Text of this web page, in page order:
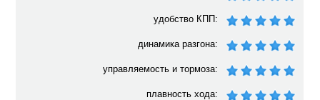
удобство КПП:
динамика разгона:
управляемость и тормоза:
плавность хода: